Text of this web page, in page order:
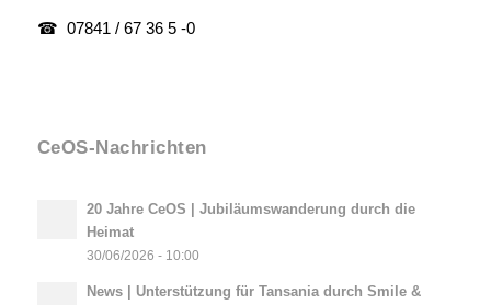
☎ 07841 / 67 36 5 -0
CeOS-Nachrichten
20 Jahre CeOS | Jubiläumswanderung durch die
Heimat
30/06/2026 - 10:00
News | Unterstützung für Tansania durch Smile &